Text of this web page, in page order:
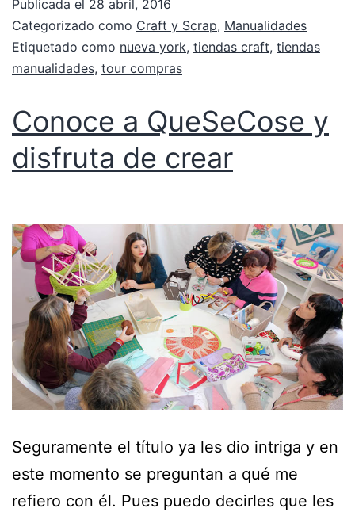
Publicada el 28 abril, 2016
Categorizado como Craft y Scrap, Manualidades
Etiquetado como nueva york, tiendas craft, tiendas
manualidades, tour compras
Conoce a QueSeCose y
disfruta de crear
Seguramente el título ya les dio intriga y en
este momento se preguntan a qué me
refiero con él. Pues puedo decirles que les